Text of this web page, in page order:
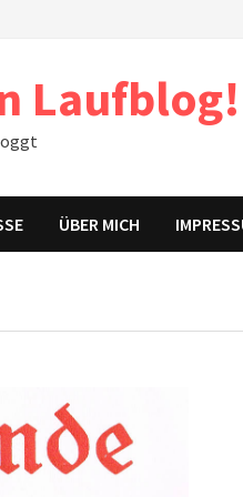
Laufblog!
ÜBER MICH